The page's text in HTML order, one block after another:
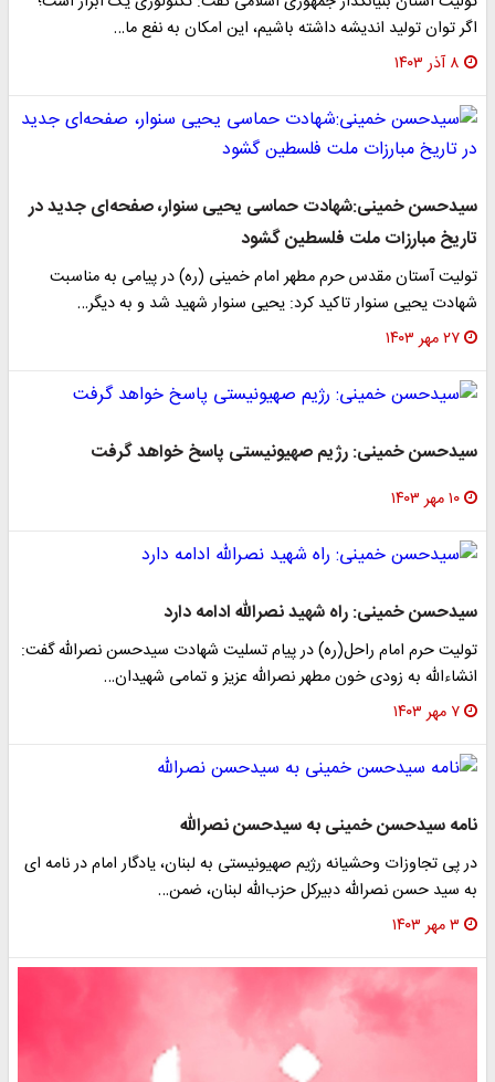
اگر توان تولید اندیشه داشته باشیم، این امکان به نفع ما…
۸ آذر ۱۴۰۳
سیدحسن خمینی:شهادت حماسی یحیی سنوار، صفحه‌ای جدید در
تاریخ مبارزات ملت فلسطین گشود
تولیت آستان مقدس حرم مطهر امام خمینی (ره) در پیامی به مناسبت
شهادت یحیی سنوار تاکید کرد: یحیی سنوار شهید شد و به دیگر…
۲۷ مهر ۱۴۰۳
سیدحسن خمینی: رژیم صهیونیستی پاسخ خواهد گرفت
۱۰ مهر ۱۴۰۳
سیدحسن خمینی: راه شهید نصرالله ادامه دارد
تولیت حرم امام راحل(ره) در پیام تسلیت شهادت سیدحسن نصرالله گفت:
انشاءالله به زودی خون مطهر نصرالله عزیز و تمامی شهیدان…
۷ مهر ۱۴۰۳
نامه سیدحسن خمینی به سیدحسن نصرالله
در پی تجاوزات وحشیانه رژیم صهیونیستی به لبنان، یادگار امام در نامه ای
به سید حسن نصرالله دبیرکل حزب‌الله لبنان، ضمن…
۳ مهر ۱۴۰۳